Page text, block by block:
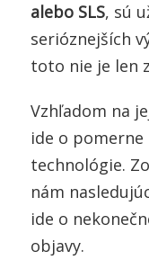
alebo SLS, sú
serióznejších
toto nie je len
Vzhľadom na
ide o
technológie.
nám
ide o
objavy.